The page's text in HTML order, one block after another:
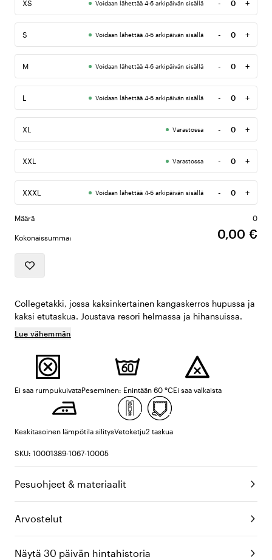
XS Voidaan lähettää 4-6 arkipäivän sisällä -
Määrä
+
S Voidaan lähettää 4-6 arkipäivän sisällä -
Määrä
+
M Voidaan lähettää 4-6 arkipäivän sisällä -
Määrä
+
L Voidaan lähettää 4-6 arkipäivän sisällä -
Määrä
+
XL Varastossa -
Määrä
+
XXL Varastossa -
Määrä
+
XXXL Voidaan lähettää 4-6 arkipäivän sisällä -
Määrä
+
Määrä 0
Kokonaissumma: 0,00 €
Collegetakki, jossa kaksinkertainen kangaskerros hupussa ja
kaksi etutaskua. Joustava resori helmassa ja hihansuissa.
Lue vähemmän
Ei saa rumpukuivataPeseminen: Enintään 60 °CEi saa valkaista
Keskitasoinen lämpötila silitysVetoketju2 taskua
SKU: 10001389-1067-10005
Pesuohjeet & materiaalit
Arvostelut
Näytä 30 päivän hintahistoria